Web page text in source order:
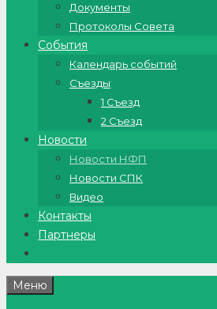
Документы
Протоколы Совета
События
Календарь событий
Съезды
1 Съезд
2 Съезд
Новости
Новости НФП
Новости СПК
Видео
Контакты
Партнеры
Меню